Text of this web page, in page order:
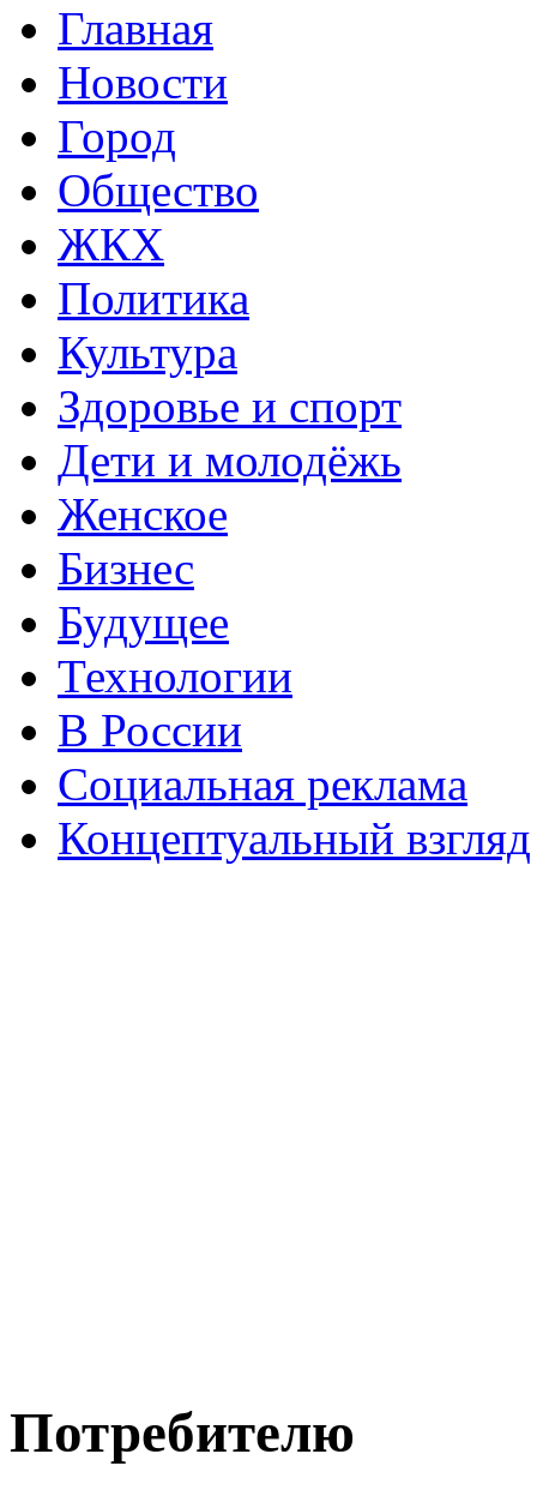
Главная
Новости
Город
Общество
ЖКХ
Политика
Культура
Здоровье и спорт
Дети и молодёжь
Женское
Бизнес
Будущее
Технологии
В России
Социальная реклама
Концептуальный взгляд
Потребителю